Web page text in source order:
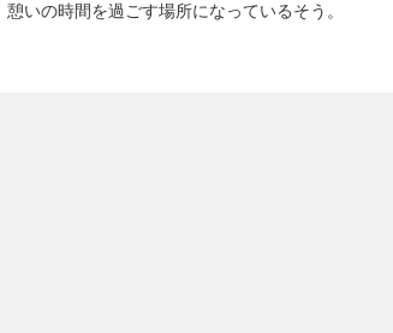
いの時間を過ごす場所になっているそう。